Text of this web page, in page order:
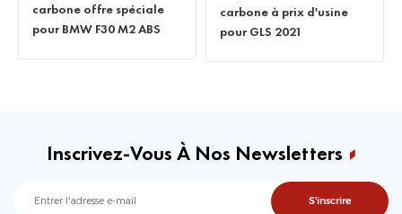
carbone offre spéciale
pour BMW F30 M2 ABS
carbone à prix d'usine
pour GLS 2021
Inscrivez-Vous À Nos Newsletters